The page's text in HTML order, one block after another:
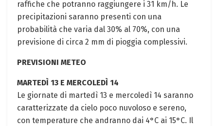
raffiche che potranno raggiungere i 31 km/h. Le
precipitazioni saranno presenti con una
probabilità che varia dal 30% al 70%, con una
previsione di circa 2 mm di pioggia complessivi.
PREVISIONI METEO
MARTEDÌ 13 E MERCOLEDÌ 14
Le giornate di martedì 13 e mercoledì 14 saranno
caratterizzate da cielo poco nuvoloso e sereno,
con temperature che andranno dai 4°C ai 15°C. Il